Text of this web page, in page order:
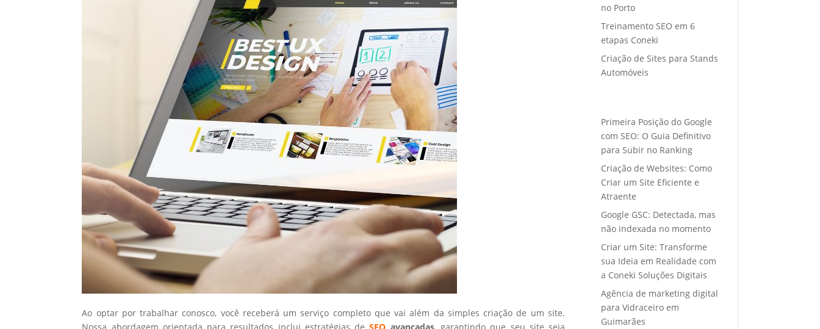
Ao optar por trabalhar conosco, você receberá um serviço completo que vai além da simples criação de um site.
Nossa abordagem orientada para resultados inclui estratégias deSEO avançadas, garantindo que seu site seja
no Porto
Treinamento SEO em 6
etapas Coneki
Criação de Sites para Stands
Automóveis
Primeira Posição do Google
com SEO: O Guia Definitivo
para Subir no Ranking
Criação de Websites: Como
Criar um Site Eficiente e
Atraente
Google GSC: Detectada, mas
não indexada no momento
Criar um Site: Transforme
sua Ideia em Realidade com
a Coneki Soluções Digitais
Agência de marketing digital
para Vidraceiro em
Guimarães